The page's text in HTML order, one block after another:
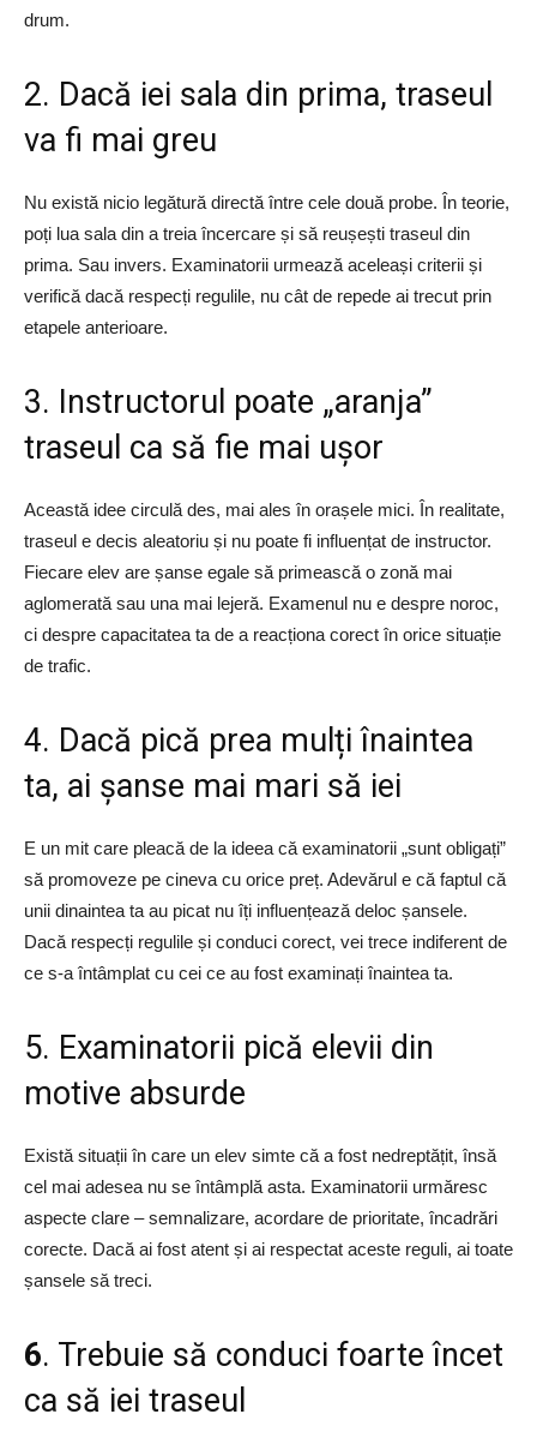
drum.
​2. Dacă iei sala din prima, traseul
va fi mai greu
Nu există nicio legătură directă între cele două probe. În teorie,
poți lua sala din a treia încercare și să reușești traseul din
prima. Sau invers. Examinatorii urmează aceleași criterii și
verifică dacă respecți regulile, nu cât de repede ai trecut prin
etapele anterioare.
​3. Instructorul poate „aranja”
traseul ca să fie mai ușor
Această idee circulă des, mai ales în orașele mici. În realitate,
traseul e decis aleatoriu și nu poate fi influențat de instructor.
Fiecare elev are șanse egale să primească o zonă mai
aglomerată sau una mai lejeră. Examenul nu e despre noroc,
ci despre capacitatea ta de a reacționa corect în orice situație
de trafic.
​4. Dacă pică prea mulți înaintea
ta, ai șanse mai mari să iei
E un mit care pleacă de la ideea că examinatorii „sunt obligați”
să promoveze pe cineva cu orice preț. Adevărul e că faptul că
unii dinaintea ta au picat nu îți influențează deloc șansele.
Dacă respecți regulile și conduci corect, vei trece indiferent de
ce s-a întâmplat cu cei ce au fost examinați înaintea ta.
​5. Examinatorii pică elevii din
motive absurde
Există situații în care un elev simte că a fost nedreptățit, însă
cel mai adesea nu se întâmplă asta. Examinatorii urmăresc
aspecte clare – semnalizare, acordare de prioritate, încadrări
corecte. Dacă ai fost atent și ai respectat aceste reguli, ai toate
șansele să treci.
6. Trebuie să conduci foarte încet
ca să iei traseul